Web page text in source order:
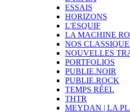
ESSAIS
HORIZONS
L'ESQUIF
LA MACHINE
NOS
NOUVELLES
PORTFOLIOS
PUBLIE.NOIR
PUBLIE.ROCK
TEMPS RÉEL
THTR
MEYDAN | LA